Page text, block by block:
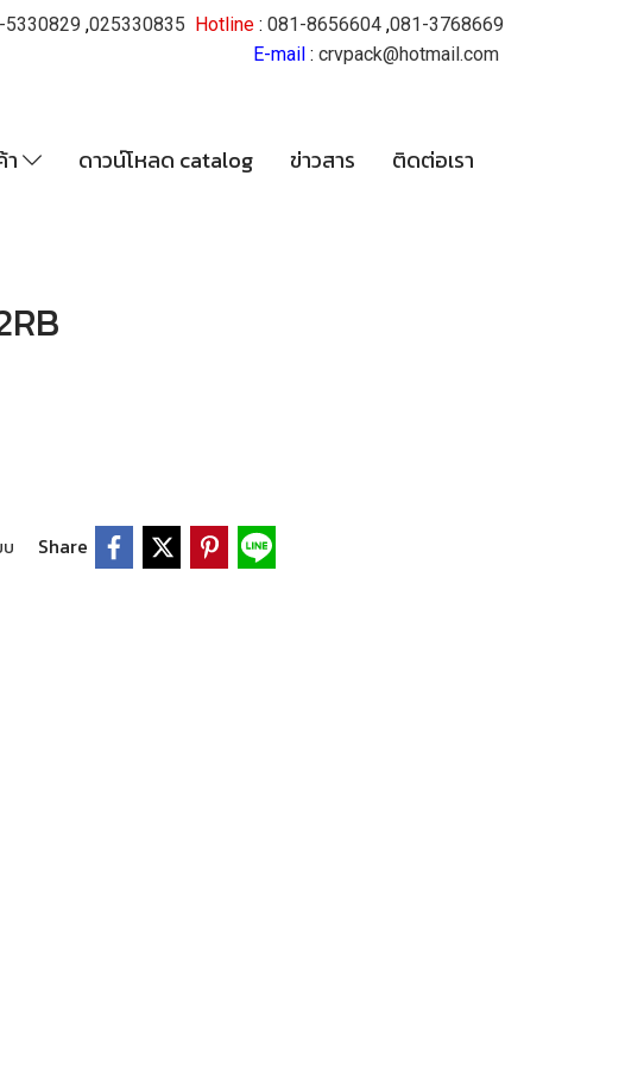
5330829 ,025330835 Hotline : 081-8656604 ,081-3768669
E-mail : crvpack@hotmail.com
า ดาวน์โหลด catalog ข่าวสาร ติดต่อเรา
บ Share